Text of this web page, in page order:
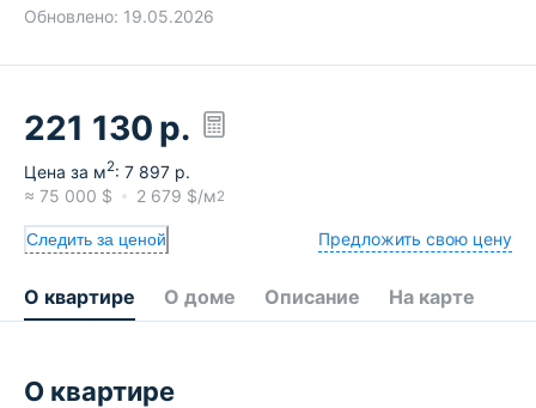
Обновлено: 19.05.2026
221 130 р.
Цена за м2: 7 897 р.
≈ 75 000 $ 2 679 $/м2
Следить за ценой Предложить свою цену
О квартире О доме Описание На карте
О квартире